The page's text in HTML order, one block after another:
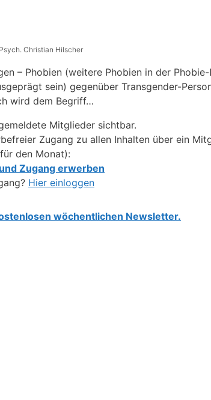
Christian Hilscher
– Phobien (weitere Phobien in der
sein) gegenüber Transgender-
wird dem Begriff…
Mitglieder sichtbar.
Zugang zu allen Inhalten über ein
den Monat):
Zugang erwerben
Hier einloggen
wöchentlichen Newsletter.